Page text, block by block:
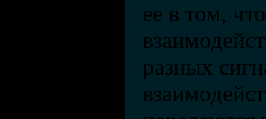
ее в том,
разных